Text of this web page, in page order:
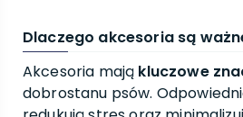
Dlaczego akcesoria są
Akcesoria mają kluczowe
dobrostanu psów.